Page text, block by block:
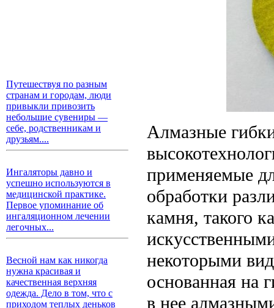
Путешествуя по разным
странам и городам, люди
привыкли привозить
небольшие сувениры —
себе, родственникам и
друзьям....
Ингаляторы давно и
успешно используются в
медицинской практике.
Первое упоминание об
ингаляционном лечении
легочных...
Весной нам как никогда
нужна красивая и
качественная верхняя
одежда. Дело в том, что с
приходом теплых деньков
Алмазные
применяемые
обработки
камня, такого
некоторыми
основанная на
в нее